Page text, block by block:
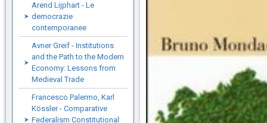
Arend Lijphart - Le
democrazie
contemporanee
Avner Greif - Institutions
and the Path to the Modern
Economy: Lessons from
Medieval Trade
Francesco Palermo, Karl
Kössler - Comparative
Federalism Constitutional